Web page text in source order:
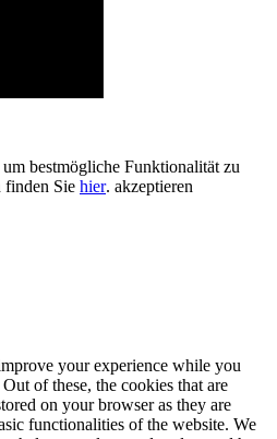
bestmögliche Funktionalität zu
finden Sie hier. akzeptieren
your experience while you
of these, the cookies that are
on your browser as they are
functionalities of the website. We